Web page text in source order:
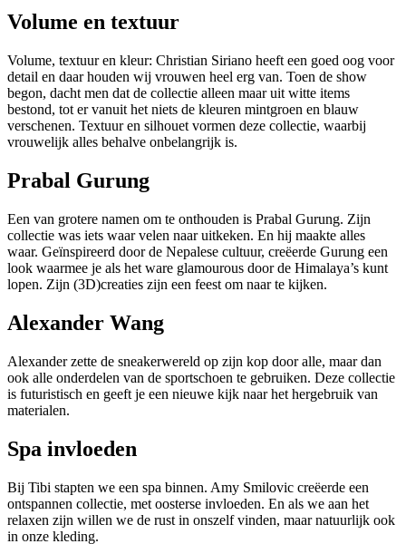
Volume en textuur
Volume, textuur en kleur: Christian Siriano heeft een goed oog voor
detail en daar houden wij vrouwen heel erg van. Toen de show
begon, dacht men dat de collectie alleen maar uit witte items
bestond, tot er vanuit het niets de kleuren mintgroen en blauw
verschenen. Textuur en silhouet vormen deze collectie, waarbij
vrouwelijk alles behalve onbelangrijk is.
Prabal Gurung
Een van grotere namen om te onthouden is Prabal Gurung. Zijn
collectie was iets waar velen naar uitkeken. En hij maakte alles
waar. Geïnspireerd door de Nepalese cultuur, creëerde Gurung een
look waarmee je als het ware glamourous door de Himalaya’s kunt
lopen. Zijn (3D)creaties zijn een feest om naar te kijken.
Alexander Wang
Alexander zette de sneakerwereld op zijn kop door alle, maar dan
ook alle onderdelen van de sportschoen te gebruiken. Deze collectie
is futuristisch en geeft je een nieuwe kijk naar het hergebruik van
materialen.
Spa invloeden
Bij Tibi stapten we een spa binnen. Amy Smilovic creëerde een
ontspannen collectie, met oosterse invloeden. En als we aan het
relaxen zijn willen we de rust in onszelf vinden, maar natuurlijk ook
in onze kleding.